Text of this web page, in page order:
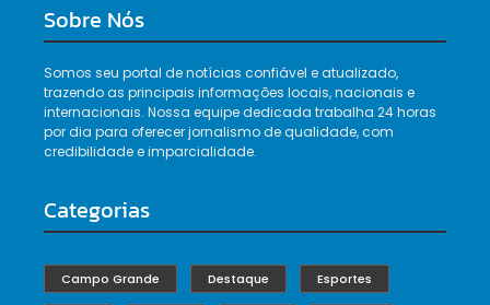
Sobre Nós
Somos seu portal de notícias confiável e atualizado,
trazendo as principais informações locais, nacionais e
internacionais. Nossa equipe dedicada trabalha 24 horas
por dia para oferecer jornalismo de qualidade, com
credibilidade e imparcialidade.
Categorias
Campo Grande Destaque Esportes